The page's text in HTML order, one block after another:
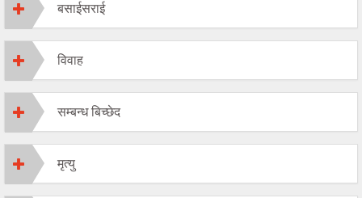
बसाईसराई
विवाह
सम्बन्ध बिच्छेद
मृत्यु